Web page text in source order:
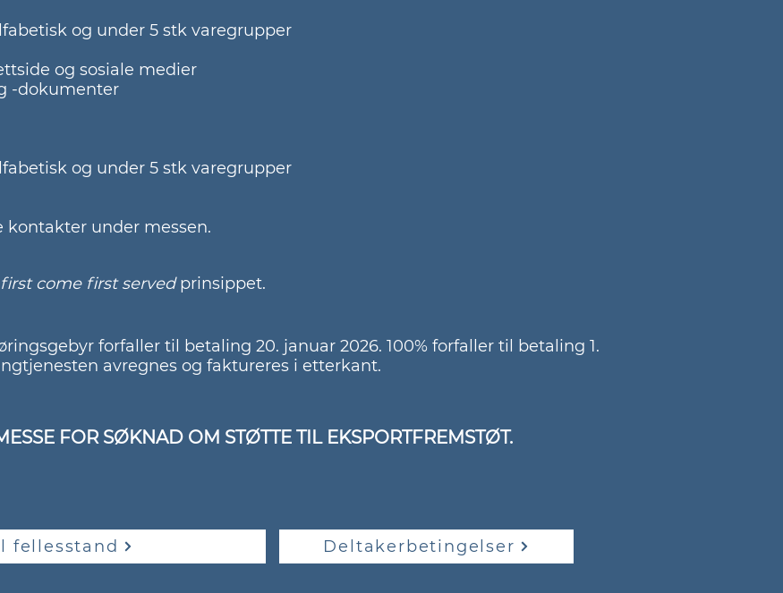
og under 5 stk varegrupper
og sosiale medier
-dokumenter
og under 5 stk varegrupper
kontakter under messen.
first come first servedprinsippet.
forfaller til betaling 20. januar 2026. 100% forfaller til betaling 1.
avregnes og faktureres i etterkant.
FOR SØKNAD OM STØTTE TIL EKSPORTFREMSTØT.
fellesstand Deltakerbetingelser